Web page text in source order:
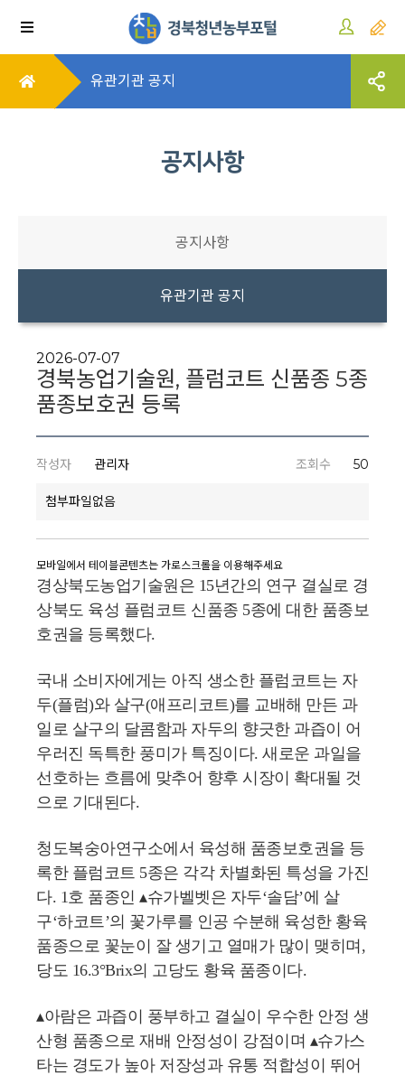
유관기관 공지
공지사항
공지사항
유관기관 공지
2026-07-07
경북농업기술원, 플럼코트 신품종 5종
품종보호권 등록
작성자 관리자 조회수 50
첨부파일없음
경상북도농업기술원은 15년간의 연구 결실로 경
상북도 육성 플럼코트 신품종 5종에 대한 품종보
호권을 등록했다.
국내 소비자에게는 아직 생소한 플럼코트는 자
두(플럼)와 살구(애프리코트)를 교배해 만든 과
일로 살구의 달콤함과 자두의 향긋한 과즙이 어
우러진 독특한 풍미가 특징이다. 새로운 과일을
선호하는 흐름에 맞추어 향후 시장이 확대될 것
으로 기대된다.
청도복숭아연구소에서 육성해 품종보호권을 등
록한 플럼코트 5종은 각각 차별화된 특성을 가진
다. 1호 품종인 ▴슈가벨벳은 자두‘솔담’에 살
구‘하코트’의 꽃가루를 인공 수분해 육성한 황육
품종으로 꽃눈이 잘 생기고 열매가 많이 맺히며,
당도 16.3°Brix의 고당도 황육 품종이다.
▴아람은 과즙이 풍부하고 결실이 우수한 안정 생
산형 품종으로 재배 안정성이 강점이며 ▴슈가스
타는 경도가 높아 저장성과 유통 적합성이 뛰어